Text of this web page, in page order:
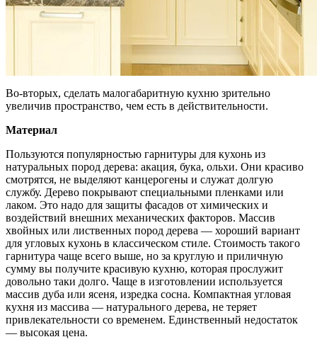
Во-вторых, сделать малогабаритную кухню зрительно
увеличив пространство, чем есть в действительности.
Материал
Пользуются популярностью гарнитуры для кухонь из
натуральных пород дерева: акация, бука, ольхи. Они красиво
смотрятся, не выделяют канцерогены и служат долгую
службу. Дерево покрывают специальными пленками или
лаком. Это надо для защиты фасадов от химических и
воздействий внешних механических факторов. Массив
хвойных или лиственных пород дерева — хороший вариант
для угловых кухонь в классическом стиле. Стоимость такого
гарнитура чаще всего выше, но за круглую и приличную
сумму вы получите красивую кухню, которая прослужит
довольно таки долго. Чаще в изготовлении используется
массив дуба или ясеня, изредка сосна. Компактная угловая
кухня из массива — натурального дерева, не теряет
привлекательности со временем. Единственный недостаток
— высокая цена.